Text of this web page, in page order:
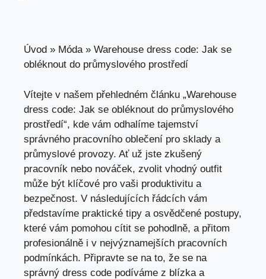
Úvod » Móda» Warehouse dress code: Jak se
obléknout do průmyslového prostředí
Vítejte v našem přehledném článku „Warehouse
dress code: Jak se obléknout do průmyslového
prostředí“, kde vám odhalíme tajemství
správného pracovního oblečení pro sklady a
průmyslové provozy. Ať už jste zkušený
pracovník nebo nováček, zvolit vhodný outfit
může být klíčové pro vaši produktivitu a
bezpečnost. V následujících řádcích vám
představíme praktické tipy a osvědčené postupy,
které vám pomohou cítit se pohodlně, a přitom
profesionálně i v nejvýznamejších pracovních
podmínkách. Připravte se na to, že se na
správný dress code podíváme z blízka a